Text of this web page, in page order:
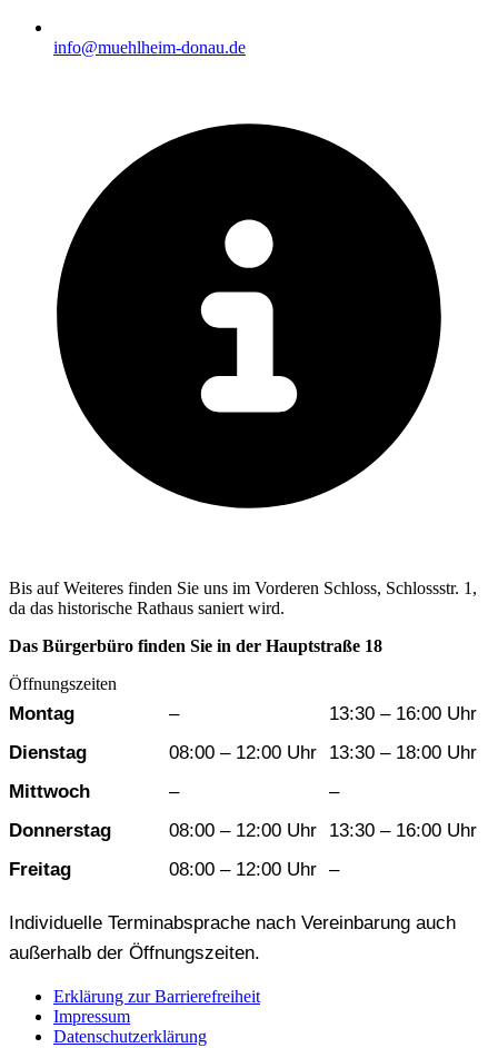
info@muehlheim-donau.de
Bis auf Weiteres finden Sie uns im Vorderen Schloss, Schlossstr. 1,
da das historische Rathaus saniert wird.
Das Bürgerbüro finden Sie in der Hauptstraße 18
Öffnungszeiten
Wochentag
Montag –
13:30 – 16:00 Uhr
Dienstag
08:00 – 12:00 Uhr
13:30 – 18:00 Uhr
Mittwoch
–
–
Donnerstag
08:00 – 12:00 Uhr
13:30 – 16:00 Uhr
Freitag
08:00 – 12:00 Uhr –
Individuelle Terminabsprache nach Vereinbarung auch
außerhalb der Öffnungszeiten.
Erklärung zur Barrierefreiheit
Impressum
Datenschutzerklärung